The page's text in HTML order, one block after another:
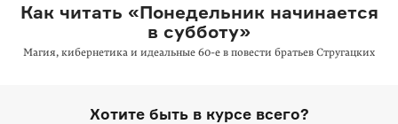
Как читать «Понедельник начинается
в субботу»
Магия, кибернетика и идеальные 60-е в повести братьев Стругацких
Хотите быть в курсе всего?